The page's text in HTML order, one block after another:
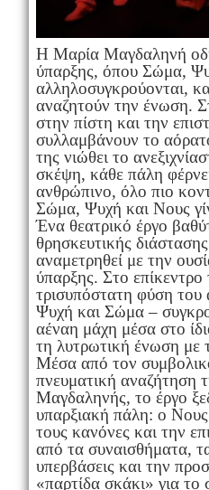
Η Μαρία Μαγδαληνή
ύπαρξης, όπου Σώμα,
αλληλοσυγκρούονται,
αναζητούν την ένωση.
στην πίστη και την
συλλαμβάνουν το
της νιώθει το
σκέψη, κάθε πάλη
ανθρώπινο, όλο πιο
Σώμα, Ψυχή και Νους
Ένα θεατρικό έργο
θρησκευτικής
αναμετρηθεί με την
ύπαρξης. Στο
τρισυπόστατη φύση
Ψυχή και Σώμα –
αέναη μάχη μέσα στο
τη λυτρωτική ένωση με
Μέσα από τον
πνευματική αναζήτηση
Μαγδαληνής, το έργο
υπαρξιακή πάλη: ο
τους κανόνες και την
από τα συναισθήματα,
υπερβάσεις και την
«παρτίδα σκάκι» για